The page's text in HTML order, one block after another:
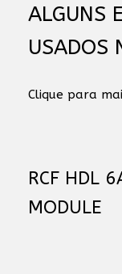
ALGUNS
USADOS
Clique para
RCF HDL
MODULE